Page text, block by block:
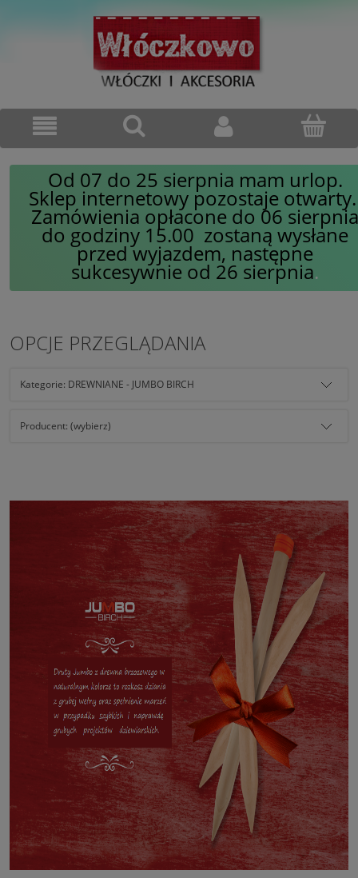
Od 07 do 25 sierpnia mam urlop.
Sklep internetowy pozostaje
Zamówienia opłacone do 06 sierpnia
do godziny 15.00 zostaną wysłane
przed wyjazdem, następne
sukcesywnie od 26 sierpnia.
OPCJE PRZEGLĄDANIA
Kategorie: DREWNIANE - JUMBO BIRCH
Producent: (wybierz)